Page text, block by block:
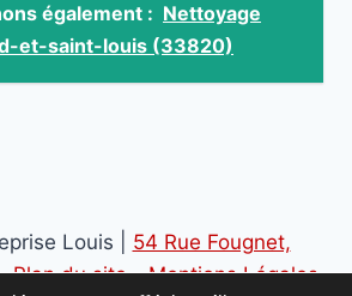
également : Nettoyage
et-saint-louis (33820)
Louis | 54 Rue Fougnet,
Plan du site-Mentions Légales